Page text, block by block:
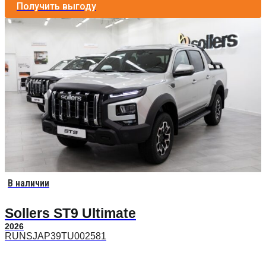
Получить выгоду
В наличии
Sollers ST9 Ultimate
2026
RUNSJAP39TU002581